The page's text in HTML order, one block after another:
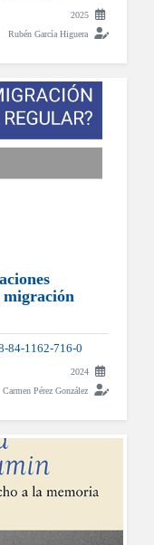
2025
Rubén García Higuera
migración
84-1162-716-0
2024
Carmen Pérez González